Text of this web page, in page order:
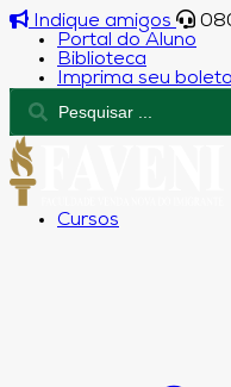
Indique amigos
Portal do Aluno
Biblioteca
Imprima seu boleto
Cursos